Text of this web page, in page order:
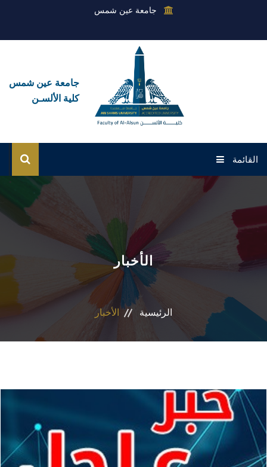
جامعة عين شمس
جامعة عين شمس
كلية الألسـن
القائمة
عن الكلية
القطاعات
الدوريات العلمية
الكلمة الافتتاحية للخطة الاستراتيجية ٢٠٢٤-٢٠٢٩
تواصل معنا
الأخبار
الرئيسية الأخبار